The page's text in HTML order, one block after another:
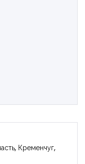
Кременчуг,